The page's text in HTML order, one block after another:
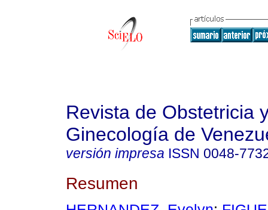
Revista de Obstetricia
Ginecología de
versión impresa ISSN 0048-
Resumen